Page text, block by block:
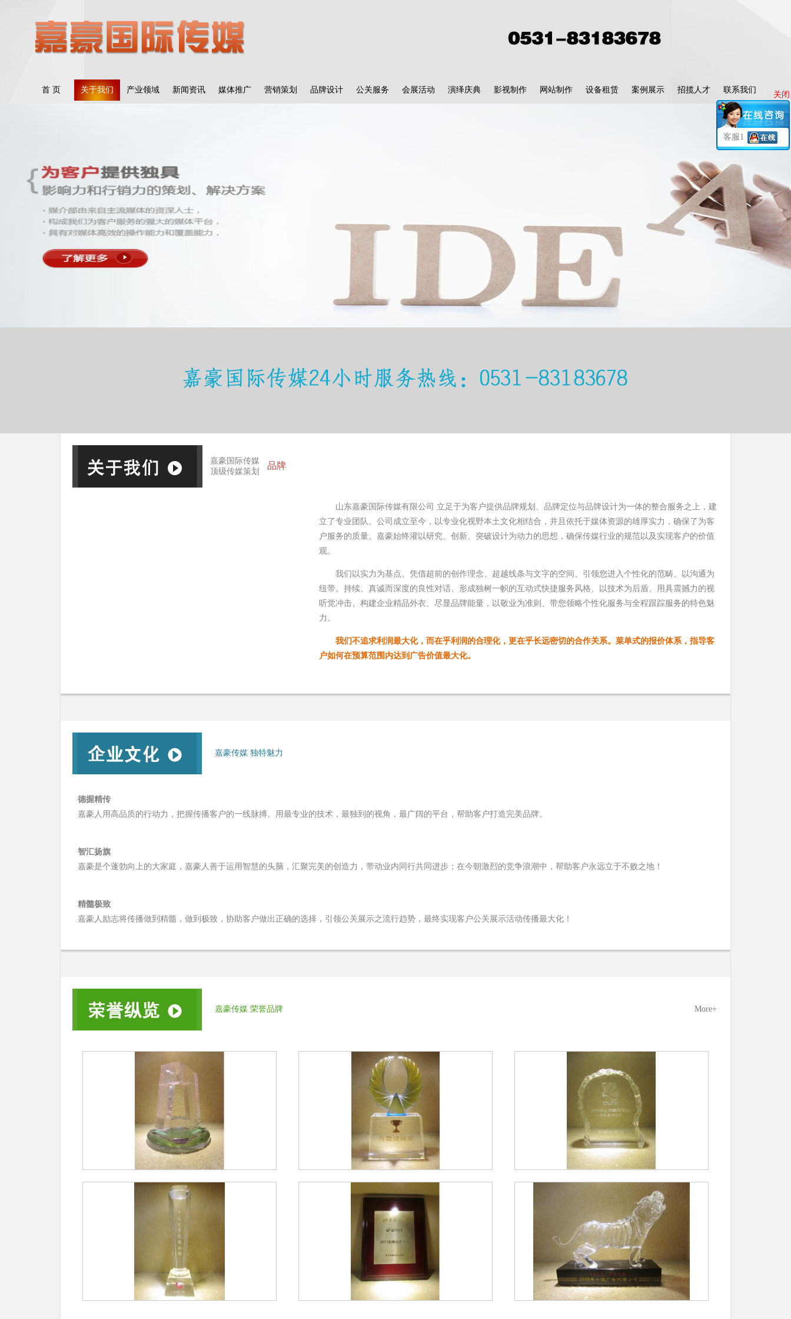
首 页 关于我们 产业领域 新闻资讯 媒体推广 营销策划 品牌设计 公关服务 会展活动 演绎庆典 影视制作 网站制作 设备租赁 案例展示 招揽人才 联系我们
嘉豪国际传媒
顶级传媒策划
品牌
山东嘉豪国际传媒有限公司 立足于为客户提供品牌规划、品牌定位与品牌设计为一体的整合服务之上，建
立了专业团队。公司成立至今，以专业化视野本土文化相结合，并且依托于媒体资源的雄厚实力，确保了为客
户服务的质量。嘉豪始终灌以研究、创新、突破设计为动力的思想，确保传媒行业的规范以及实现客户的价值
观。
我们以实力为基点、凭借超前的创作理念、超越线条与文字的空间、引领您进入个性化的范畴、以沟通为
纽带。持续、真诚而深度的良性对话、形成独树一帜的互动式快捷服务风格、以技术为后盾、用具震撼力的视
听觉冲击、构建企业精品外衣、尽显品牌能量，以敬业为准则、带您领略个性化服务与全程跟踪服务的特色魅
力。
我们不追求利润最大化，而在乎利润的合理化，更在乎长远密切的合作关系。菜单式的报价体系，指导客
户如何在预算范围内达到广告价值最大化。
嘉豪传媒 独特魅力
德握精传
嘉豪人用高品质的行动力，把握传播客户的一线脉搏。用最专业的技术，最独到的视角，最广阔的平台，帮助客户打造完美品牌。
智汇扬旗
嘉豪是个蓬勃向上的大家庭，嘉豪人善于运用智慧的头脑，汇聚完美的创造力，带动业内同行共同进步；在今朝激烈的竞争浪潮中，帮助客户永远立于不败之地！
精髓极致
嘉豪人励志将传播做到精髓，做到极致，协助客户做出正确的选择，引领公关展示之流行趋势，最终实现客户公关展示活动传播最大化！
嘉豪传媒 荣誉品牌 More+
关闭
客服1